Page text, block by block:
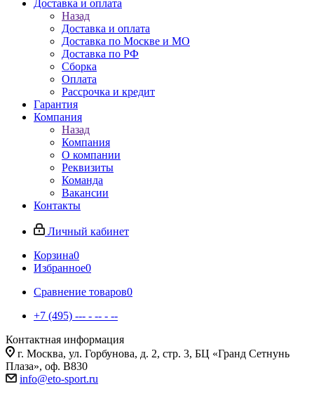
Доставка и оплата
Назад
Доставка и оплата
Доставка по Москве и МО
Доставка по РФ
Сборка
Оплата
Рассрочка и кредит
Гарантия
Компания
Назад
Компания
О компании
Реквизиты
Команда
Вакансии
Контакты
Личный кабинет
Корзина0
Избранное0
Сравнение товаров0
+7 (495) --- - -- - --
Контактная информация
г. Москва, ул. Горбунова, д. 2, стр. 3, БЦ «Гранд Сетнунь
Плаза», оф. В830
info@eto-sport.ru